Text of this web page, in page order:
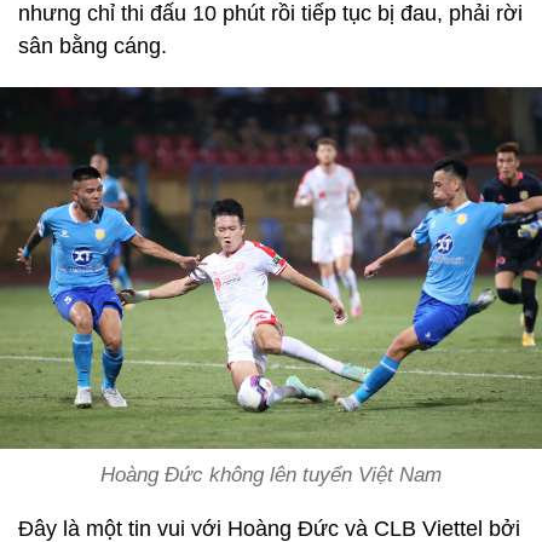
nhưng chỉ thi đấu 10 phút rồi tiếp tục bị đau, phải rời
sân bằng cáng.
Hoàng Đức không lên tuyển Việt Nam
Đây là một tin vui với Hoàng Đức và CLB Viettel bởi